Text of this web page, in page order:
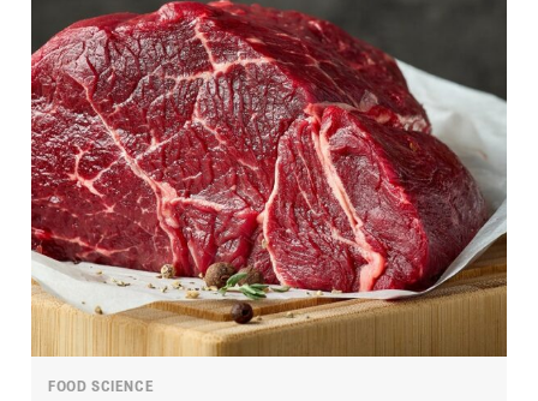
FOOD SCIENCE